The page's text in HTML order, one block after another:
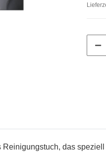
das